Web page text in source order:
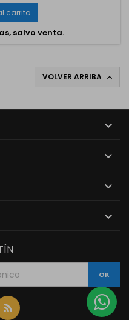
carrito
salvo venta.
VOLVER ARRIBA 




Rss